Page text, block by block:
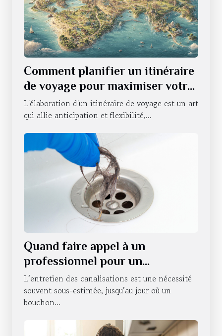
Comment planifier un itinéraire
de voyage pour maximiser votre
expérience
L'élaboration d'un itinéraire de voyage est un art
qui allie anticipation et flexibilité,...
Quand faire appel à un
professionnel pour un
débouchage de canalisations à
Strasbourg ?
L’entretien des canalisations est une nécessité
souvent sous-estimée, jusqu’au jour où un
bouchon...